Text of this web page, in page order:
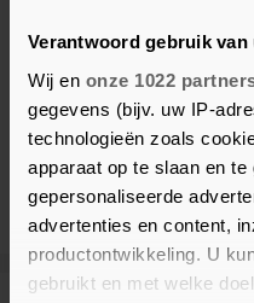
Verantwoord gebruik van
Wij en onze 1022
gegevens (bijv. uw IP-
technologieën zoals
apparaat op te slaan en
gepersonaliseerde
advertenties en content,
productontwikkeling. U
gebruikt en met welke